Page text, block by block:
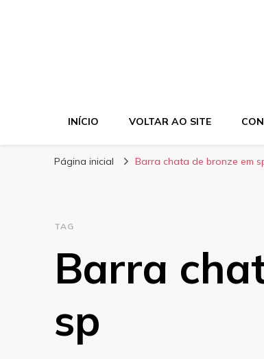
INÍCIO VOLTAR AO SITE
Página inicial Barra chata de bronze em
TAG
Barra
sp